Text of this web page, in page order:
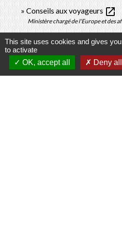
Conseils aux voyageurs open_in_new
Ministère chargé de l'Europe et des
Vaccination par pays
Institut Pasteur
Se faire rembourser des
depuis le compte Ameliopen_in_new
This site uses cookies and gives
to activate
OK, accept all
Deny